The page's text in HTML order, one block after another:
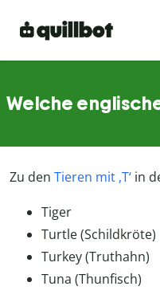
Welche
Zu den Tieren mit ‚T‘ in
Tiger
Turtle (Schildkröte)
Turkey (Truthahn)
Tuna (Thunfisch)